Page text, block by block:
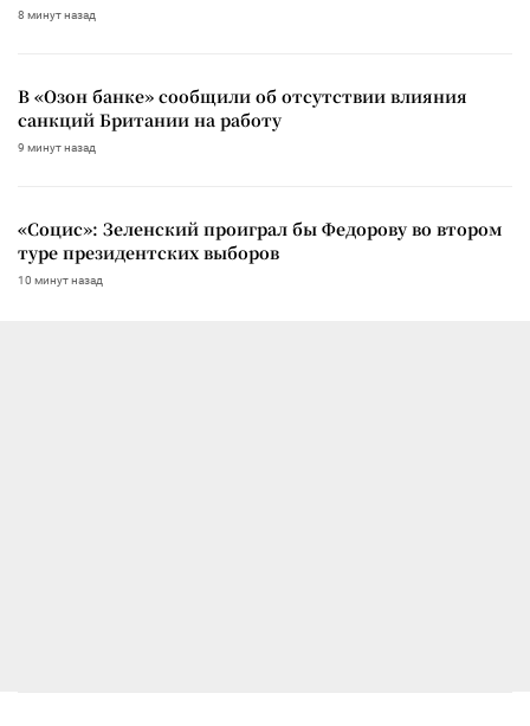
8 минут назад
В «Озон банке» сообщили об отсутствии влияния
санкций Британии на работу
9 минут назад
«Социс»: Зеленский проиграл бы Федорову во втором
туре президентских выборов
10 минут назад